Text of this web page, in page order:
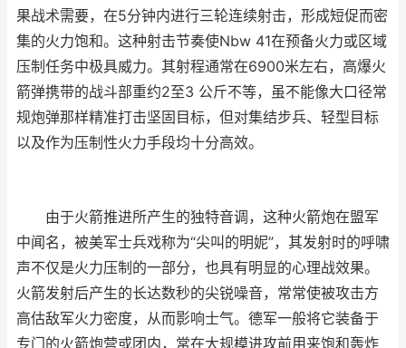
果战术需要，在5分钟内进行三轮连续射击，形成短促而密
集的火力饱和。这种射击节奏使Nbw 41在预备火力或区域
压制任务中极具威力。其射程通常在6900米左右，高爆火
箭弹携带的战斗部重约2至3 公斤不等，虽不能像大口径常
规炮弹那样精准打击坚固目标，但对集结步兵、轻型目标
以及作为压制性火力手段均十分高效。
由于火箭推进所产生的独特音调，这种火箭炮在盟军
中闻名，被美军士兵戏称为“尖叫的明妮”，其发射时的呼啸
声不仅是火力压制的一部分，也具有明显的心理战效果。
火箭发射后产生的长达数秒的尖锐噪音，常常使被攻击方
高估敌军火力密度，从而影响士气。德军一般将它装备于
专门的火箭炮营或团内，常在大规模进攻前用来饱和轰炸